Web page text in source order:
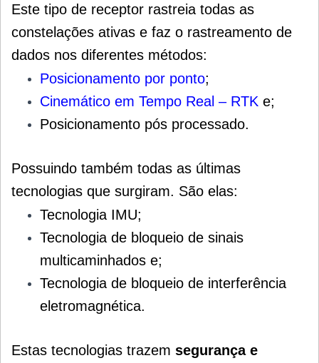
Este tipo de receptor rastreia todas as
constelações ativas e faz o rastreamento de
dados nos diferentes métodos:
Posicionamento por ponto;
Cinemático em Tempo Real – RTK e;
Posicionamento pós processado.
Possuindo também todas as últimas
tecnologias que surgiram. São elas:
Tecnologia IMU;
Tecnologia de bloqueio de sinais
multicaminhados e;
Tecnologia de bloqueio de interferência
eletromagnética.
Estas tecnologias trazem segurança e